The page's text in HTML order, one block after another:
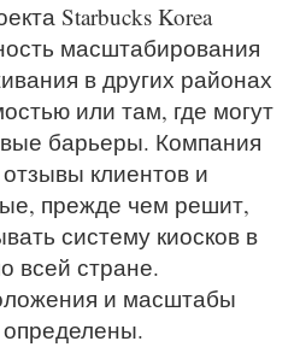
Starbucks Korea
масштабирования
в других районах
или там, где могут
барьеры. Компания
клиентов и
прежде чем решит,
систему киосков в
всей стране.
и масштабы